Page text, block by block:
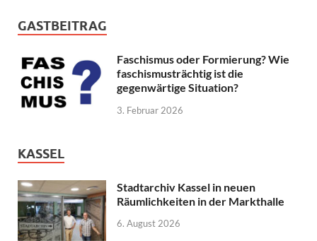
GASTBEITRAG
Faschismus oder Formierung? Wie
faschismusträchtig ist die
gegenwärtige Situation?
3. Februar 2026
KASSEL
Stadtarchiv Kassel in neuen
Räumlichkeiten in der Markthalle
6. August 2026